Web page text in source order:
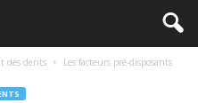
des dents
Les facteurs pré-disposants